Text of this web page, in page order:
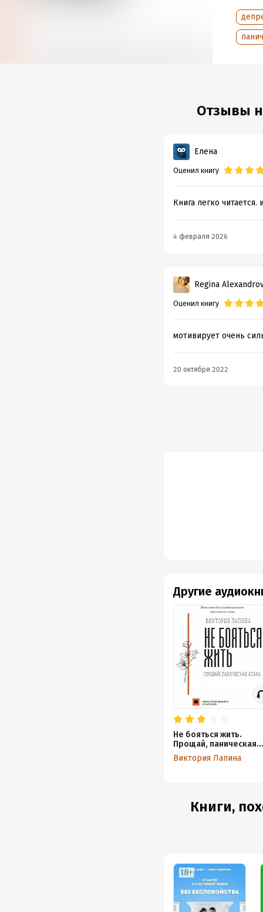
Год
Дата
Отзывы
Елена
Оценил книгу
Книга легко
4 февраля 2026
Regina
Оценил книгу
мотивирует очень
20 октября 2022
Другие
Не бояться жить.
Прощай, паническая
атака
Виктория Лапина
Книги,